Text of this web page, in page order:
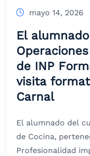
mayo 14, 2026
El
de INP
visita
Carnal
El alumnado del
de Cocina,
Profesionalidad